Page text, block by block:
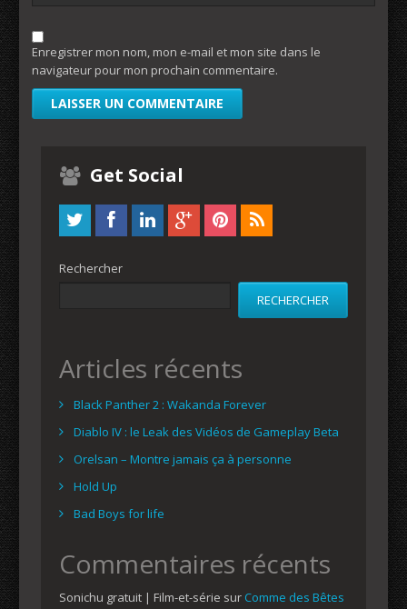
Enregistrer mon nom, mon e-mail et mon site dans le
navigateur pour mon prochain commentaire.
Get Social
Rechercher
RECHERCHER
Articles récents
Black Panther 2 : Wakanda Forever
Diablo IV : le Leak des Vidéos de Gameplay Beta
Orelsan – Montre jamais ça à personne
Hold Up
Bad Boys for life
Commentaires récents
Sonichu gratuit | Film-et-série sur Comme des Bêtes